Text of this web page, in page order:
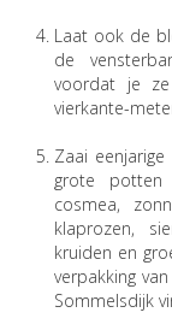
Laat ook de
de
voordat je
vierkante-
Zaai
grote potten
cosmea,
klaprozen,
kruiden en
verpakking
Sommelsdijk